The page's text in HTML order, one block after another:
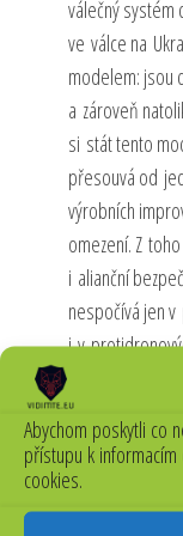
Abychom poskytli co
přístupu k
cookies.
válečný systém
ve válce na
modelem: jsou
a zároveň
si stát tento
přesouvá od
výrobních
omezení. Z
i alianční
nespočívá jen
i v
Úvaha o možné
především jako
rozlišovat mezi
a soustředit se